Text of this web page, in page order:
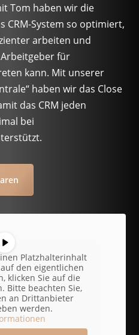
Tom haben wir die
CRM-System so optimiert,
arbeiten und
für
kann. Mit unserer
haben wir das Close
das CRM jeden
bei
Platzhalterinhalt
den eigentlichen
klicken Sie auf die
Bitte beachten Sie,
an Drittanbieter
werden.